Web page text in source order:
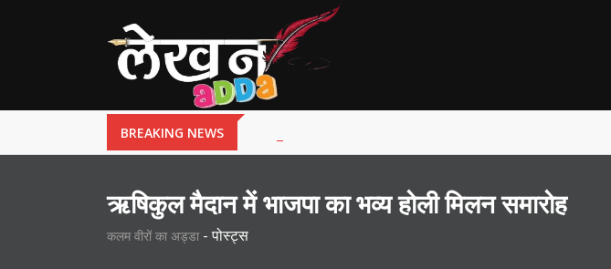
BREAKING NEWS
ऋषिकुल मैदान में भाजपा का भव्य होली मिलन समारोह
कलम वीरों का अड्डा - पोस्ट्स